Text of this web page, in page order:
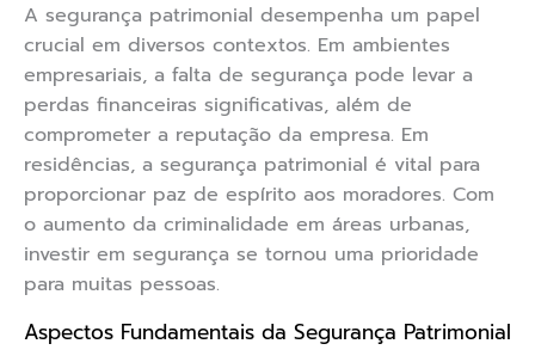
A segurança patrimonial desempenha um papel
crucial em diversos contextos. Em ambientes
empresariais, a falta de segurança pode levar a
perdas financeiras significativas, além de
comprometer a reputação da empresa. Em
residências, a segurança patrimonial é vital para
proporcionar paz de espírito aos moradores. Com
o aumento da criminalidade em áreas urbanas,
investir em segurança se tornou uma prioridade
para muitas pessoas.
Aspectos Fundamentais da Segurança Patrimonial